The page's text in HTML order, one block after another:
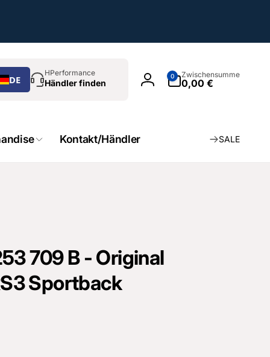
DE
HPerformance
Händler finden Einloggen
0
Artikel
Zwischensumme
0,00 €
Kontakt/Händler SALE
709 B - Original
Sportback